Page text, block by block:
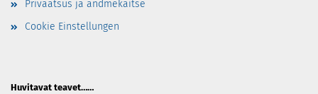
Privaatsus ja andmekaitse
Cookie Einstellungen
Huvitavat teavet……